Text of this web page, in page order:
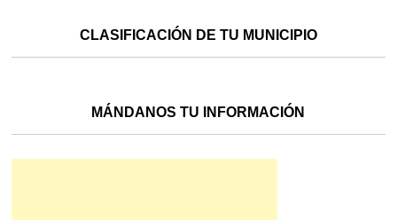
CLASIFICACIÓN DE TU MUNICIPIO
MÁNDANOS TU INFORMACIÓN